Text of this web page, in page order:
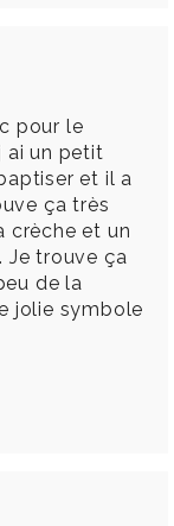
pour le
ai un petit
et il a
ça très
crèche et un
Je trouve ça
de la
jolie symbole